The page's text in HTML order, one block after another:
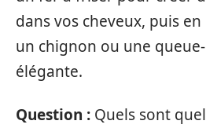
dans vos cheveux, puis
un chignon ou une
élégante.
Question : Quels sont